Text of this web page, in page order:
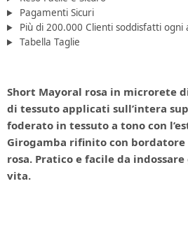
Pagamenti Sicuri
Più di 200.000 Clienti soddisfatti ogni
Tabella Taglie
Short Mayoral rosa in microrete
di tessuto applicati sull’intera
foderato in tessuto a tono con
Girogamba rifinito con
rosa. Pratico e facile da
vita.